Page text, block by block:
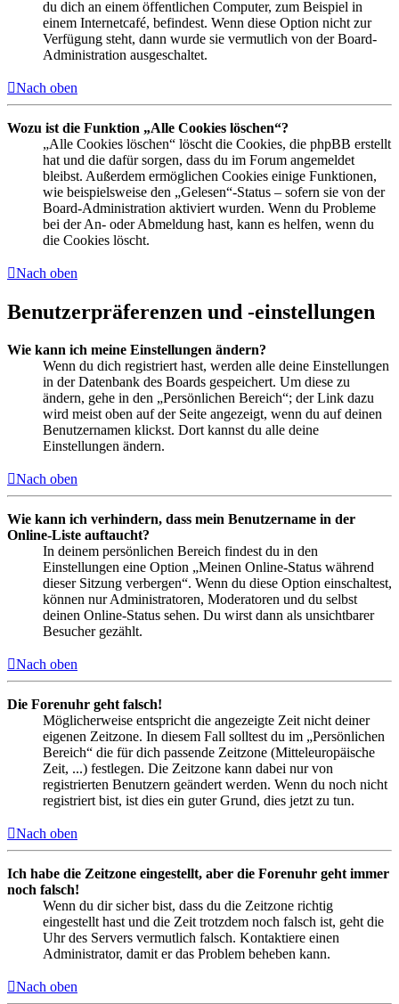
du dich an einem öffentlichen Computer, zum Beispiel in
einem Internetcafé, befindest. Wenn diese Option nicht zur
Verfügung steht, dann wurde sie vermutlich von der Board-
Administration ausgeschaltet.
Nach oben
Wozu ist die Funktion „Alle Cookies löschen“?
„Alle Cookies löschen“ löscht die Cookies, die phpBB erstellt
hat und die dafür sorgen, dass du im Forum angemeldet
bleibst. Außerdem ermöglichen Cookies einige Funktionen,
wie beispielsweise den „Gelesen“-Status – sofern sie von der
Board-Administration aktiviert wurden. Wenn du Probleme
bei der An- oder Abmeldung hast, kann es helfen, wenn du
die Cookies löscht.
Nach oben
Benutzerpräferenzen und -einstellungen
Wie kann ich meine Einstellungen ändern?
Wenn du dich registriert hast, werden alle deine Einstellungen
in der Datenbank des Boards gespeichert. Um diese zu
ändern, gehe in den „Persönlichen Bereich“; der Link dazu
wird meist oben auf der Seite angezeigt, wenn du auf deinen
Benutzernamen klickst. Dort kannst du alle deine
Einstellungen ändern.
Nach oben
Wie kann ich verhindern, dass mein Benutzername in der
Online-Liste auftaucht?
In deinem persönlichen Bereich findest du in den
Einstellungen eine Option „Meinen Online-Status während
dieser Sitzung verbergen“. Wenn du diese Option einschaltest,
können nur Administratoren, Moderatoren und du selbst
deinen Online-Status sehen. Du wirst dann als unsichtbarer
Besucher gezählt.
Nach oben
Die Forenuhr geht falsch!
Möglicherweise entspricht die angezeigte Zeit nicht deiner
eigenen Zeitzone. In diesem Fall solltest du im „Persönlichen
Bereich“ die für dich passende Zeitzone (Mitteleuropäische
Zeit, ...) festlegen. Die Zeitzone kann dabei nur von
registrierten Benutzern geändert werden. Wenn du noch nicht
registriert bist, ist dies ein guter Grund, dies jetzt zu tun.
Nach oben
Ich habe die Zeitzone eingestellt, aber die Forenuhr geht immer
noch falsch!
Wenn du dir sicher bist, dass du die Zeitzone richtig
eingestellt hast und die Zeit trotzdem noch falsch ist, geht die
Uhr des Servers vermutlich falsch. Kontaktiere einen
Administrator, damit er das Problem beheben kann.
Nach oben